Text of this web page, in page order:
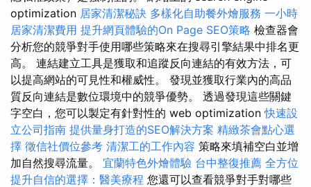
optimization 居家清潔秘訣 多樣化自助餐外燴服務 一小時
居家清潔費用 提升網頁體驗的On Page SEO策略 檢查器會
分析您的競爭對手使用哪些策略來在搜尋引擎結果中排名更
高。 連結建立工具是獲取和追蹤反向連結的有效方法，可
以提高網站的可見性和權威性。 發現並獲取行業內的高品
質反向連結是數位環境中的競爭優勢。 透過發現這些關鍵
字空白，您可以製定有針對性的 web optimization快速設
立公司指南 提供量身打造的SEO解決方案 精緻茶會點心選
擇 徵信社價位參考 清潔工的工作內容 策略來填補空白並增
加自然搜尋流量。 宜蘭特色外燴體驗 台中整復推薦 全方位
提升自信的選擇：醫美療程 您還可以查看競爭對手對哪些